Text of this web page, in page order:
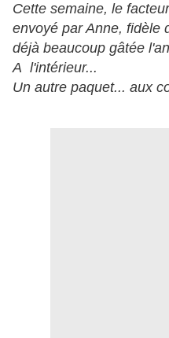
Cette semaine, le
envoyé par Anne, fidèle
déjà beaucoup gâtée
A l'intérieur...
Un autre paquet... aux